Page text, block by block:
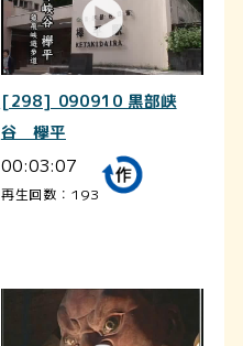
[298] 090910 黒部峡
谷 欅平
00:03:07
再生回数：193